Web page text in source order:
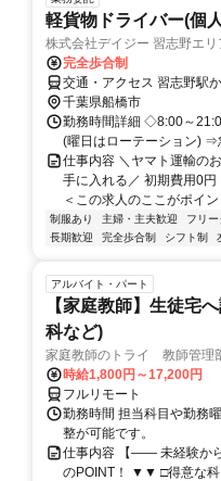
軽貨物ドライバー(個
株式会社デイジー 習志野エリ
完全歩合制
交通・アクセス 習志野駅
千葉県船橋市
勤務時間詳細 ◇8:00～
(曜日はローテーション) ⇒
仕事内容 ＼ヤマト運輸の
手に入れる／ 初期費用
＜この求人のここがポイン
制服あり 主婦・主夫歓迎 フリ
長期歓迎
完全歩合制 シフト制
アルバイト・パート
【家庭教師】生徒宅
科など)
家庭教師のトライ 教師管理
時給1,800円～17,200円
フルリモート
勤務時間 担当科目や勤務
整が可能です。
仕事内容 【―― 未経験か
のPOINT！ ▼▼ □得意な科